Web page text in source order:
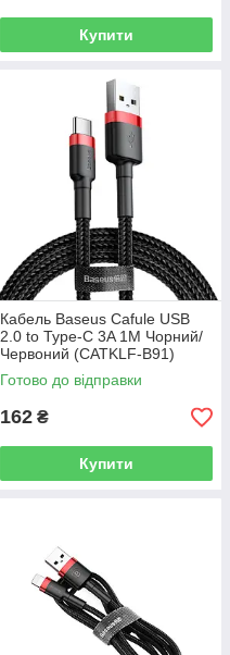
Купити
Кабель Baseus Cafule USB
2.0 to Type-C 3A 1M Чорний/
Червоний (CATKLF-B91)
Готово до відправки
162 ₴
Купити